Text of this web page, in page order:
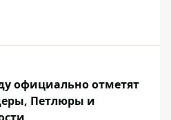
официально отметят
Петлюры и